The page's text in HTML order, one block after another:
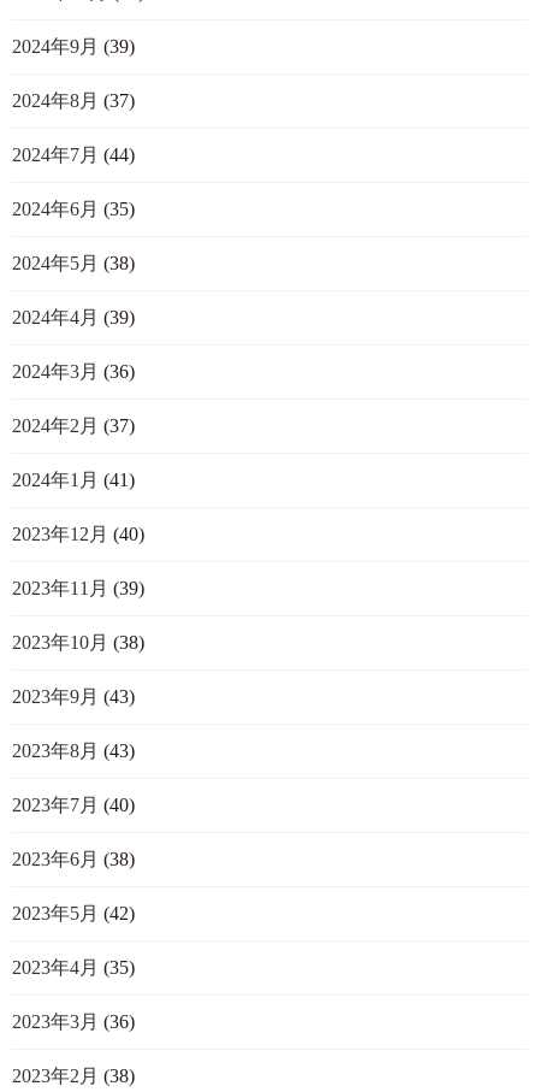
2024年9月 (39)
2024年8月 (37)
2024年7月 (44)
2024年6月 (35)
2024年5月 (38)
2024年4月 (39)
2024年3月 (36)
2024年2月 (37)
2024年1月 (41)
2023年12月 (40)
2023年11月 (39)
2023年10月 (38)
2023年9月 (43)
2023年8月 (43)
2023年7月 (40)
2023年6月 (38)
2023年5月 (42)
2023年4月 (35)
2023年3月 (36)
2023年2月 (38)